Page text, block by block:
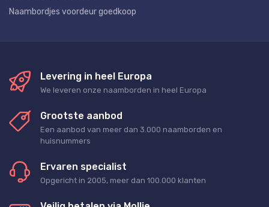
Naambordjes voordeur goedkoop
Levering in heel Europa
We leveren onze naamborden in heel Europa
Grootste aanbod
Een aanbod van meer dan 3.000 naamborden en
huisnummers
Ervaren specialist
Opgericht in 2005, meer dan 100.000 klanten